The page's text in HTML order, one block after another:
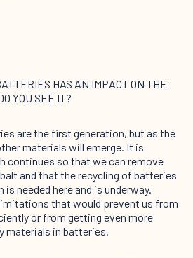
HAS AN IMPACT ON THE
YOU SEE IT?
are the first generation, but as the
materials will emerge. It is
continues so that we can remove
and that the recycling of batteries
needed here and is underway.
that would prevent us from
or from getting even more
materials in batteries.